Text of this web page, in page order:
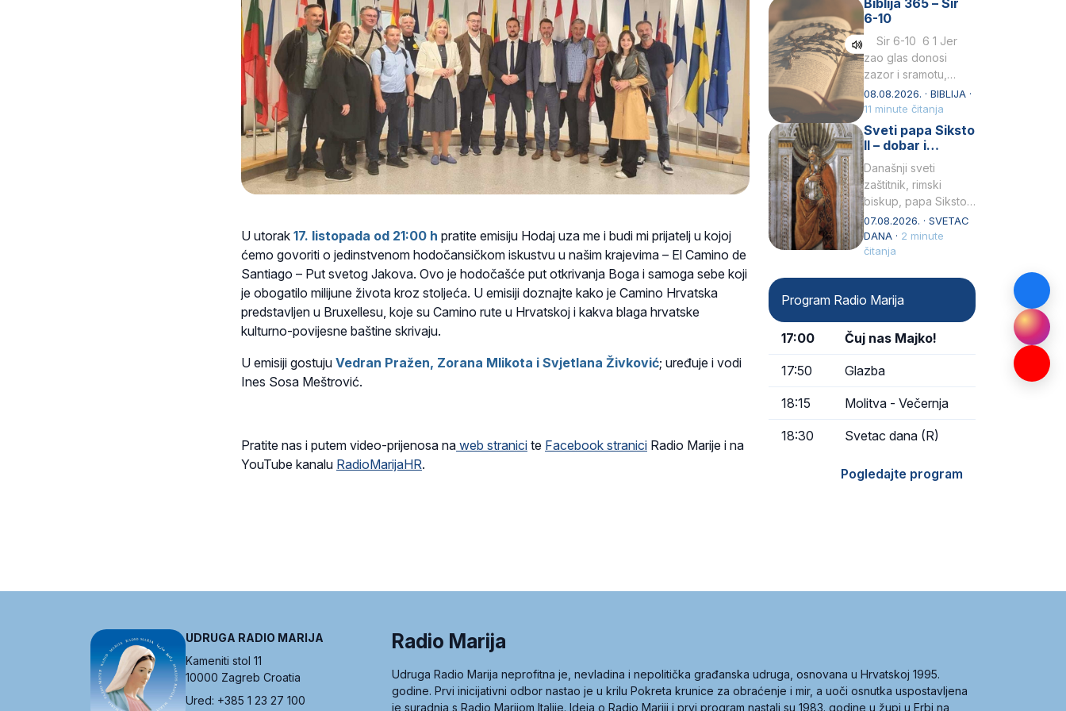
U utorak 17. listopada od 21:00 h pratite emisiju Hodaj uza me i budi mi prijatelj u kojoj
ćemo govoriti o jedinstvenom hodočansičkom iskustvu u našim krajevima – El Camino de
Santiago – Put svetog Jakova. Ovo je hodočašće put otkrivanja Boga i samoga sebe koji
je obogatilo milijune života kroz stoljeća. U emisiji doznajte kako je Camino Hrvatska
predstavljen u Bruxellesu, koje su Camino rute u Hrvatskoj i kakva blaga hrvatske
kulturno-povijesne baštine skrivaju.
U emisiji gostuju Vedran Pražen, Zorana Mlikota i Svjetlana Živković; uređuje i vodi
Ines Sosa Meštrović.
Pratite nas i putem video-prijenosa na web stranici te Facebook stranici Radio Marije i na
YouTube kanalu RadioMarijaHR.
Praedicatorum – OP).
Svojim životom,
dubokom ljubavlju
prema Kristu…
Biblija 365 – Sir
6-10
Sir 6-10 6 1 Jer
zao glas donosi
zazor i sramotu,
kako to biva
grešniku
licemjernom.2 Ne
predaj se u…
08.08.2026. · BIBLIJA ·
11 minute čitanja
Sveti papa Siksto
II – dobar i
miroljubiv pastir
Današnji sveti
zaštitnik, rimski
biskup, papa Siksto
(Sixtus) II, prema
knjizi Liber
Pontificalis bio je
Obnovio je odnose s
afričkim…
07.08.2026. · SVETAC
DANA · 2 minute
čitanja
Program Radio Marija
17:00 Čuj nas Majko!
17:50 Glazba
18:15 Molitva - Večernja
18:30 Svetac dana (R)
Pogledajte program
UDRUGA RADIO MARIJA
Kameniti stol 11
10000 Zagreb Croatia
Ured: +385 1 23 27 100
Radio Marija
Udruga Radio Marija neprofitna je, nevladina i nepolitička građanska udruga, osnovana u Hrvatskoj 1995.
godine. Prvi inicijativni odbor nastao je u krilu Pokreta krunice za obraćenje i mir, a uoči osnutka uspostavljena
je suradnja s Radio Marijom Italije. Ideja o Radio Mariji i prvi program nastali su 1983. godine u župi u Erbi na